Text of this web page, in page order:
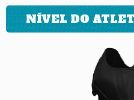
NÍVEL DO